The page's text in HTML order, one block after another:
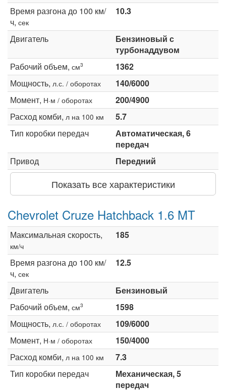
Время разгона до 100 км/
ч, сек
10.3
Двигатель
Бензиновый с
турбонаддувом
Рабочий объем, см3
1362
Мощность, л.с. / оборотах
140/6000
Момент, Н·м / оборотах
200/4900
Расход комби, л на 100 км
5.7
Тип коробки передач
Автоматическая, 6
передач
Привод
Передний
Показать все характеристики
Chevrolet Cruze Hatchback 1.6 MT
Максимальная скорость,
км/ч
185
Время разгона до 100 км/
ч, сек
12.5
Двигатель
Бензиновый
Рабочий объем, см3
1598
Мощность, л.с. / оборотах
109/6000
Момент, Н·м / оборотах
150/4000
Расход комби, л на 100 км
7.3
Тип коробки передач
Механическая, 5
передач